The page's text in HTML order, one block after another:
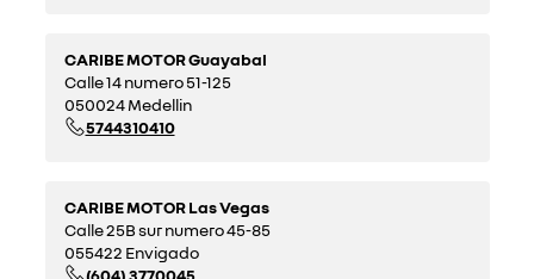
CARIBE MOTOR Guayabal
Calle 14 numero 51-125
050024 Medellin
5744310410
CARIBE MOTOR Las Vegas
Calle 25B sur numero 45-85
055422 Envigado
(604) 3770045